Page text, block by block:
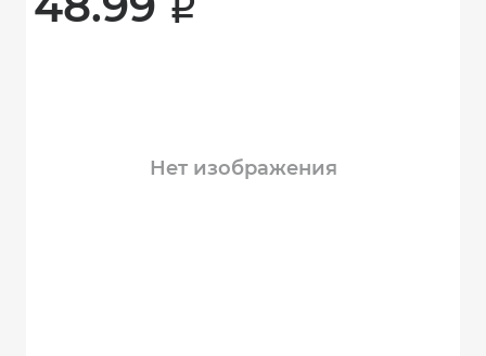
i
Нет изображения